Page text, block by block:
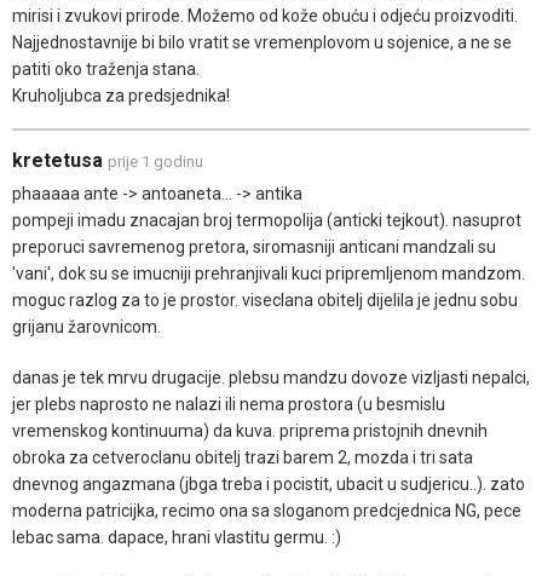
mirisi i zvukovi prirode. Možemo od kože obuću i odjeću proizvoditi.
Najjednostavnije bi bilo vratit se vremenplovom u sojenice, a ne se
patiti oko traženja stana.
Kruholjubca za predsjednika!
kretetusa prije 1 godinu
phaaaaa ante -> antoaneta... -> antika
pompeji imadu znacajan broj termopolija (anticki tejkout). nasuprot
preporuci savremenog pretora, siromasniji anticani mandzali su
'vani', dok su se imucniji prehranjivali kuci pripremljenom mandzom.
moguc razlog za to je prostor. viseclana obitelj dijelila je jednu sobu
grijanu žarovnicom.
danas je tek mrvu drugacije. plebsu mandzu dovoze vizljasti nepalci,
jer plebs naprosto ne nalazi ili nema prostora (u besmislu
vremenskog kontinuuma) da kuva. priprema pristojnih dnevnih
obroka za cetveroclanu obitelj trazi barem 2, mozda i tri sata
dnevnog angazmana (jbga treba i pocistit, ubacit u sudjericu..). zato
moderna patricijka, recimo ona sa sloganom predcjednica NG, pece
lebac sama. dapace, hrani vlastitu germu. :)